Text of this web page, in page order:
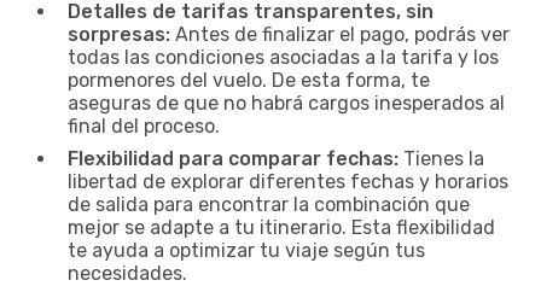
Detalles de tarifas transparentes, sin
sorpresas: Antes de finalizar el pago, podrás ver
todas las condiciones asociadas a la tarifa y los
pormenores del vuelo. De esta forma, te
aseguras de que no habrá cargos inesperados al
final del proceso.
Flexibilidad para comparar fechas: Tienes la
libertad de explorar diferentes fechas y horarios
de salida para encontrar la combinación que
mejor se adapte a tu itinerario. Esta flexibilidad
te ayuda a optimizar tu viaje según tus
necesidades.